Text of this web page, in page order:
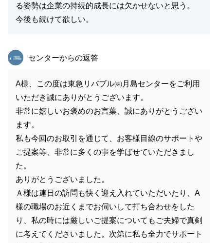
る姿勢は企業の持続的成長には欠かせないと思う。
今後も続けて欲しい。
東急リバブル
センターからの返答
A様、この度は東急リバブル㈱月島センターをご利用
いただき誠にありがとうございます。
非常に嬉しいお褒めのお言葉、誠にありがとうござい
ます。
私も今回のお取引を通じて、お客様目線のサポートや
ご提案等、非常に多くの事を学ばせていただきまし
た。
ありがとうございました。
Ａ様は連日の訪問も快く迎え入れていただいたり、A
様の職場のお近くまでお伺いして打ち合わせをした
り、私の時には厳しいご提案についてもご夫婦で真剣
に考えてくださいました。次第に私も全力でサポート